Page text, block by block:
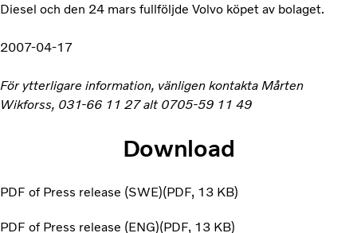
Diesel och den 24 mars fullföljde Volvo köpet av bolaget.
2007-04-17
För ytterligare information, vänligen kontakta Mårten
Wikforss, 031-66 11 27 alt 0705-59 11 49
Download
PDF of Press release (SWE) PDF 13 KB
PDF of Press release (ENG) PDF 13 KB